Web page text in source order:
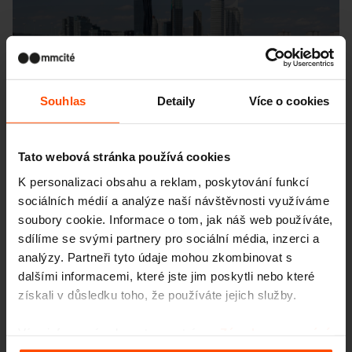
Souhlas Detaily Více o cookies
Tato webová stránka používá cookies
K personalizaci obsahu a reklam, poskytování funkcí
sociálních médií a analýze naší návštěvnosti využíváme
soubory cookie. Informace o tom, jak náš web používáte,
sdílíme se svými partnery pro sociální média, inzerci a
analýzy. Partneři tyto údaje mohou zkombinovat s
dalšími informacemi, které jste jim poskytli nebo které
získali v důsledku toho, že používáte jejich služby.